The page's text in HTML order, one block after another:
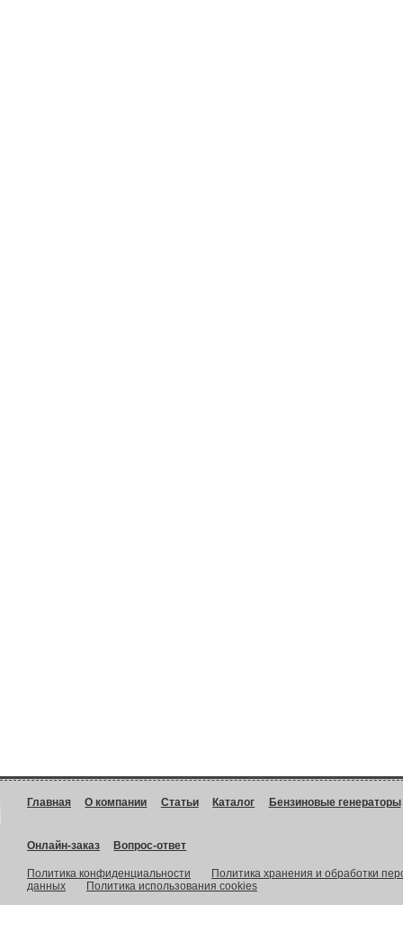
Главная О компании Статьи Каталог Бензиновые генераторы
Онлайн-заказ Вопрос-ответ
Политика конфиденциальности
Политика хранения и обработки
данных
Политика использования cookies